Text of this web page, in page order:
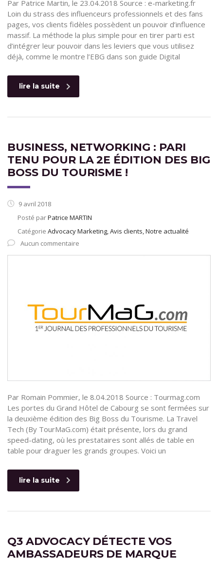
Par Patrice Martin, le 23.04.2018 Source : e-marketing.fr
Loin du strass des influenceurs professionnels et des fans
pages, vos clients fidèles possèdent un pouvoir d’influence
massif. La méthode la plus simple pour en tirer parti est
d’intégrer leur pouvoir dans les leviers que vous utilisez
déjà, comme le montre l’EBG dans son guide Digital
lire la suite
BUSINESS, NETWORKING : PARI
TENU POUR LA 2E ÉDITION DES BIG
BOSS DU TOURISME !
9 avril 2018
Posté parPatrice MARTIN
Catégorie Advocacy Marketing, Avis clients, Notre actualité
Aucun commentaire
Par Romain Pommier, le 8.04.2018 Source : Tourmag.com
Les portes du Grand Hôtel de Cabourg se sont fermées sur
la deuxième édition des Big Boss du Tourisme. La Travel
Tech (By TourMaG.com) était présente, lors du grand
speed-dating, où les prestataires sont allés de table en
table pour draguer les grands groupes. Voici un
lire la suite
Q3 ADVOCACY DÉTECTE VOS
AMBASSADEURS DE MARQUE